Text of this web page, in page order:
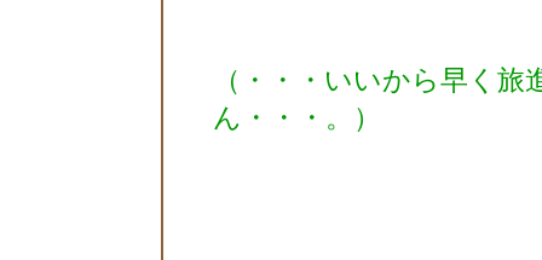
（・・・いいから早く
ん・・・。）